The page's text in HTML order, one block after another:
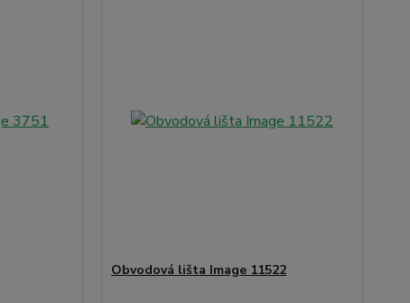
Obvodová lišta Image 11522